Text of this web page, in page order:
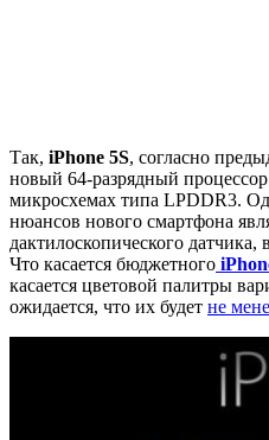
Так, iPhone 5S, согласно
новый 64-разрядный
микросхемах типа LPDDR3.
нюансов нового смартфона
дактилоскопического датчика,
Что касается бюджетного
касается цветовой палитры
ожидается, что их будет не